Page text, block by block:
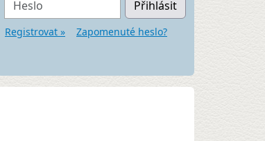
Přihlásit
Registrovat » Zapomenuté heslo?